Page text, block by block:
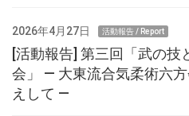
2026年4月27日 活動報告 / Report
[活動報告] 第三回「武の技
会」 ― 大東流合気柔術六
えして ―